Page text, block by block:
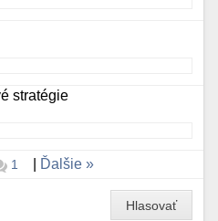
stratégie
1 Ďalšie
Hlasovať